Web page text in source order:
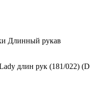
Длинный рукав
длин рук (181/022) (D